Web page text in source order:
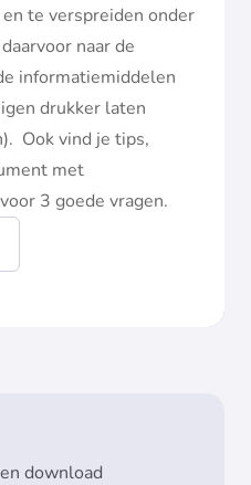
te verspreiden onder
naar de
informatiemiddelen
drukker laten
Ook vind je tips,
met
3 goede vragen.
download